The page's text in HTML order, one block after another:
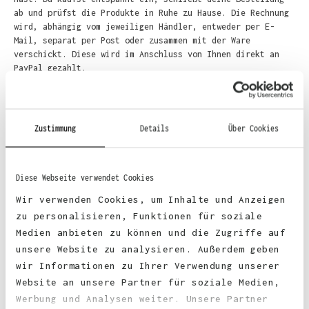
Zustimmung Details Über Cookies
Diese Webseite verwendet Cookies
Wir verwenden Cookies, um Inhalte und Anzeigen
zu personalisieren, Funktionen für soziale
Medien anbieten zu können und die Zugriffe auf
unsere Website zu analysieren. Außerdem geben
wir Informationen zu Ihrer Verwendung unserer
Website an unsere Partner für soziale Medien,
Werbung und Analysen weiter. Unsere Partner
ab und prüfst die Produkte in Ruhe zu Hause. Die Rechnung
wird, abhängig vom jeweiligen Händler, entweder per E-
Mail, separat per Post oder zusammen mit der Ware
verschickt. Diese wird im Anschluss von Ihnen direkt an
PayPal gezahlt.